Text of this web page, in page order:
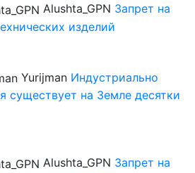
Alushta_GPN Запрет на
изделий
Yurijman Индустриально
существует на Земле десятки
Alushta_GPN Запрет на